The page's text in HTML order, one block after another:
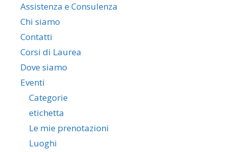
Assistenza e Consulenza
Chi siamo
Contatti
Corsi di Laurea
Dove siamo
Eventi
Categorie
etichetta
Le mie prenotazioni
Luoghi